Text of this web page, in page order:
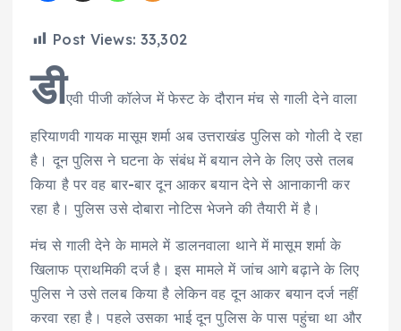
Post Views: 33,302
डीएवी पीजी कॉलेज में फेस्ट के दौरान मंच से गाली देने वाला
हरियाणवी गायक मासूम शर्मा अब उत्तराखंड पुलिस को गोली दे रहा
है। दून पुलिस ने घटना के संबंध में बयान लेने के लिए उसे तलब
किया है पर वह बार-बार दून आकर बयान देने से आनाकानी कर
रहा है। पुलिस उसे दोबारा नोटिस भेजने की तैयारी में है।
मंच से गाली देने के मामले में डालनवाला थाने में मासूम शर्मा के
खिलाफ प्राथमिकी दर्ज है। इस मामले में जांच आगे बढ़ाने के लिए
पुलिस ने उसे तलब किया है लेकिन वह दून आकर बयान दर्ज नहीं
करवा रहा है। पहले उसका भाई दून पुलिस के पास पहुंचा था और